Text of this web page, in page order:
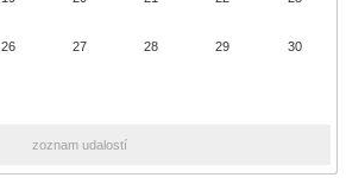
26 27 28 29 30
zoznam udalostí